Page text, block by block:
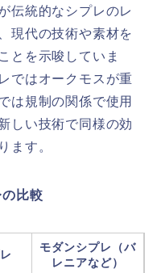
伝統的なシプレのレ
現代の技術や素材を
とを示唆していま
ではオークモスが重
は規制の関係で使用
しい技術で同様の効
ます。
比較
モダンシプレ（バ
レニアなど）